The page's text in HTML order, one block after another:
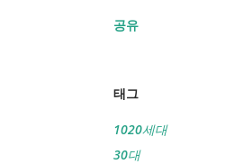
공유
태그
1020세대
30대